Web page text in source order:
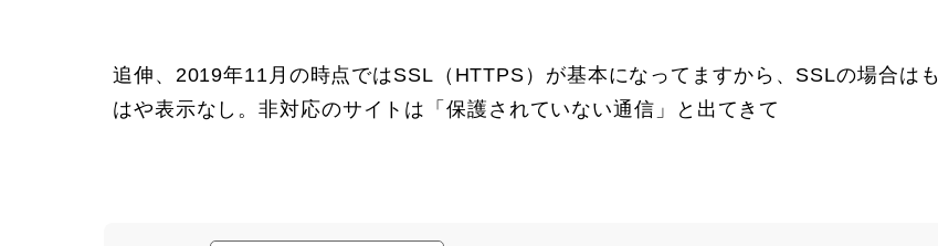
追伸、2019年11月の時点ではSSL（HTTPS ）が基本になってますから、SSLの場合はも
はや表示なし。非対応のサイトは「保護されていない通信 」と出てきて